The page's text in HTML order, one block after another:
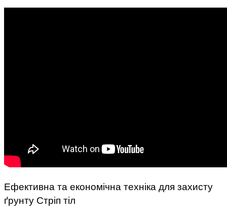
Ефективна та економічна техніка для захисту
ґрунту Стріп тіл